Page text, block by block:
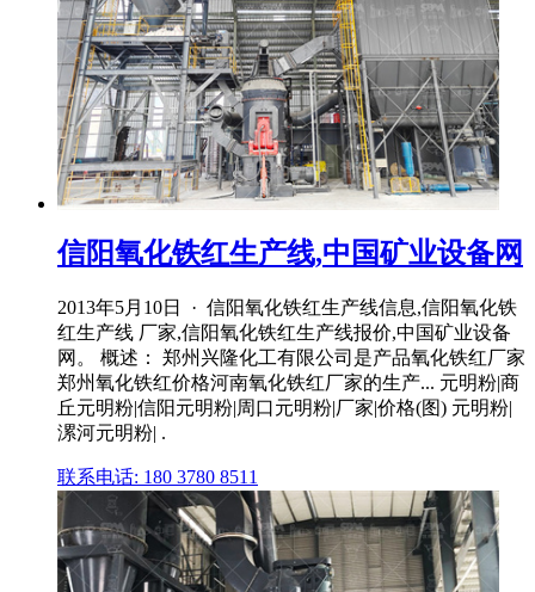
信阳氧化铁红生产线,中国矿业设备网
2013年5月10日 · 信阳氧化铁红生产线信息,信阳氧化铁
红生产线 厂家,信阳氧化铁红生产线报价,中国矿业设备
网。 概述： 郑州兴隆化工有限公司是产品氧化铁红厂家
郑州氧化铁红价格河南氧化铁红厂家的生产... 元明粉|商
丘元明粉|信阳元明粉|周口元明粉|厂家|价格(图) 元明粉|
漯河元明粉| .
联系电话: 180 3780 8511